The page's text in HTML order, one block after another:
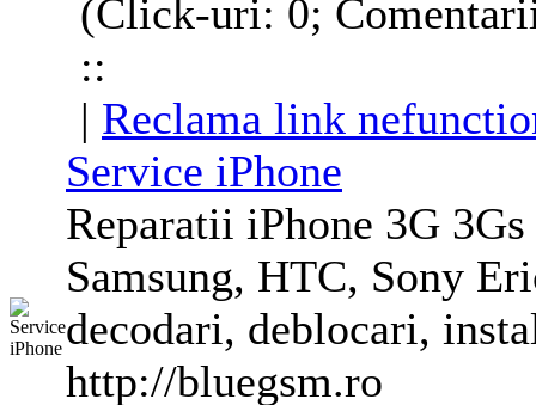
(Click-uri: 0;
::
| Reclama link
Service iPhone
Reparatii iPhone 3G 3G
Samsung, HTC, Sony
decodari, deblocari,
http://bluegsm.ro